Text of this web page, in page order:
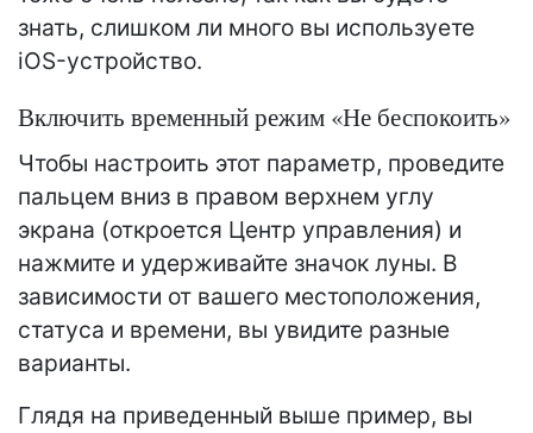
знать, слишком ли много вы используете
iOS-устройство.
Включить временный режим «Не беспокоить»
Чтобы настроить этот параметр, проведите
пальцем вниз в правом верхнем углу
экрана (откроется Центр управления) и
нажмите и удерживайте значок луны. В
зависимости от вашего местоположения,
статуса и времени, вы увидите разные
варианты.
Глядя на приведенный выше пример, вы